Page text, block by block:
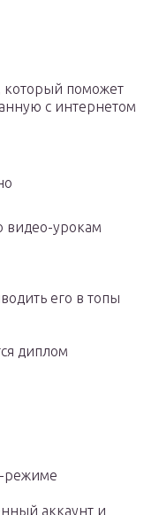
который поможет
с интернетом
видео-урокам
его в топы
диплом
режиме
аккаунт и